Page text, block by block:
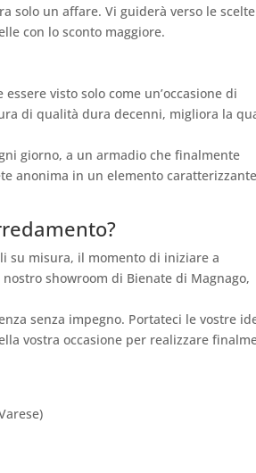
solo un affare. Vi guiderà verso le
con lo sconto maggiore.
visto solo come un’occasione di
di qualità dura decenni, migliora la
giorno, a un armadio che finalmente
anonima in un elemento caratterizzante
su misura, il momento di iniziare a
showroom di Bienate di Magnago,
senza impegno. Portateci le vostre
vostra occasione per realizzare